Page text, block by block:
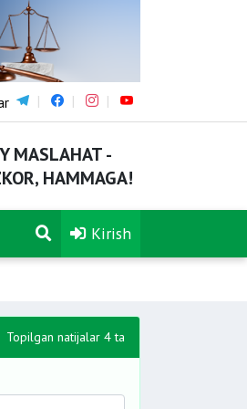
MASLAHAT -
HAMMAGA!
Kirish
Topilgan natijalar 4 ta